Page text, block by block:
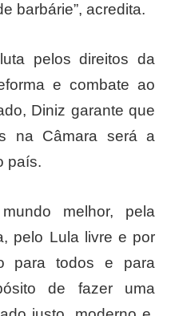
barbárie”, acredita.
pelos direitos da
e combate ao
Diniz garante que
na Câmara será a
país.
melhor, pela
pelo Lula livre e por
para todos e para
de fazer uma